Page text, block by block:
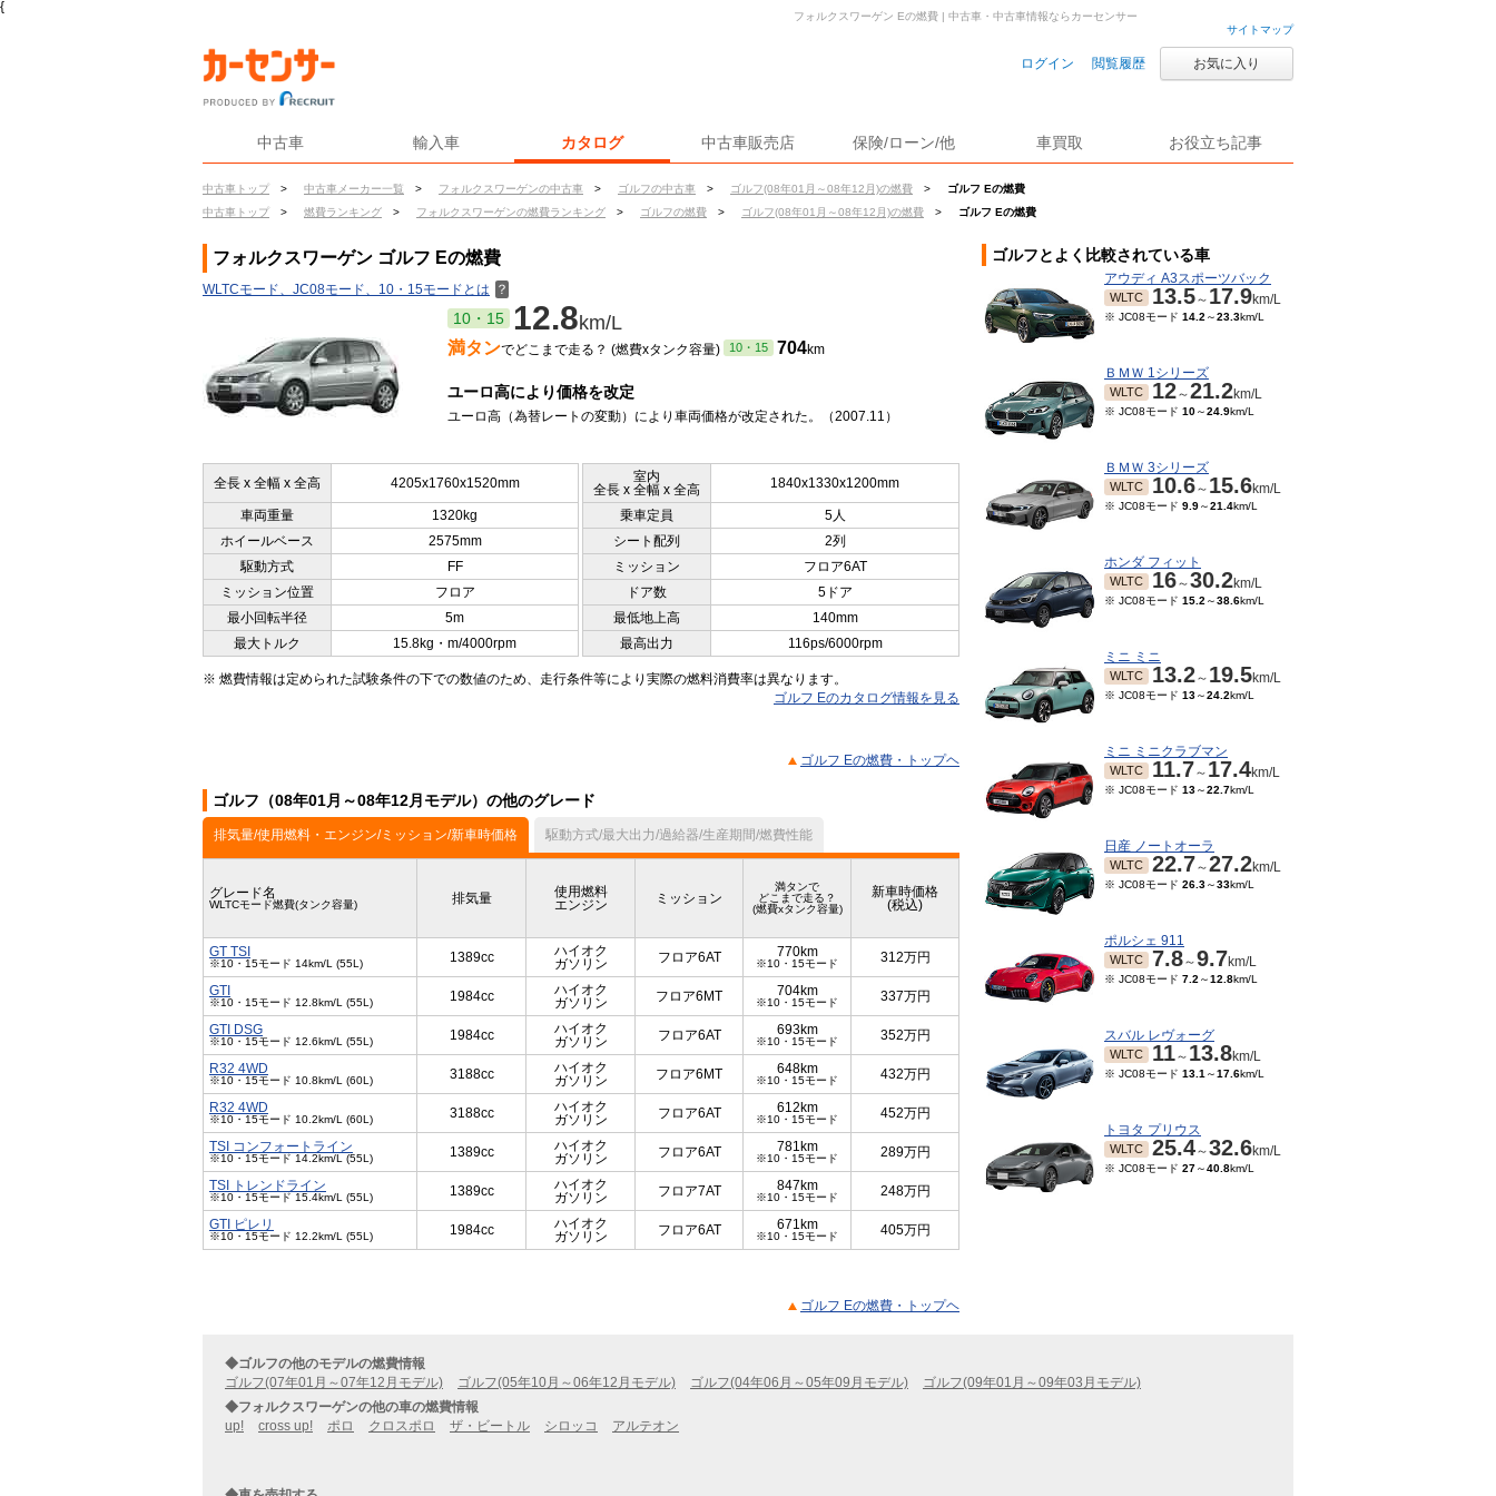
{
サイトマップ
ログイン 閲覧履歴 お気に入り
中古車 輸入車 カタログ 中古車販売店 保険/ローン/他 車買取 お役立ち記事
中古車トップ > 中古車メーカー一覧 > フォルクスワーゲンの中古車 > ゴルフの中古車 > ゴルフ(08年01月～08年12月)の燃費 >
ゴルフ Eの燃費
中古車トップ
> 燃費ランキング > フォルクスワーゲンの燃費ランキング > ゴルフの燃費 > ゴルフ(08年01月～08年12月)の燃費 > ゴルフ Eの燃費
フォルクスワーゲン Eの燃費 | 中古車・中古車情報ならカーセンサー
フォルクスワーゲン ゴルフ Eの燃費
WLTCモード、JC08モード、10・15モードとは ？
10・15 12.8km/L
満タンでどこまで走る？ (燃費xタンク容量) 10・15 704km
ユーロ高により価格を改定
ユーロ高（為替レートの変動）により車両価格が改定された。（2007.11）
全長 x 全幅 x 全高 4205x1760x1520mm
室内
全長 x 全幅 x 全高
1840x1330x1200mm
車両重量 1320kg 乗車定員
5人
ホイールベース
2575mm シート配列
2列
駆動方式
FF ミッション
フロア6AT
ミッション位置
フロア ドア数
5ドア
最小回転半径
5m 最低地上高
140mm
最大トルク
15.8kg・m/4000rpm 最高出力 116ps/6000rpm
※ 燃費情報は定められた試験条件の下での数値のため、走行条件等により実際の燃料消費率は異なります。
ゴルフ Eのカタログ情報を見る
ゴルフ Eの燃費・トップヘ
ゴルフ（08年01月～08年12月モデル）の他のグレード
排気量/使用燃料・エンジン/ミッション/新車時価格 駆動方式/最大出力/過給器/生産期間/燃費性能
グレード名
WLTCモード燃費(タンク容量) 排気量
使用燃料
エンジン
ミッション
満タンで
どこまで走る？
(燃費xタンク容量)
新車時価格
(税込)
GT TSI
※10・15モード 14km/L (55L) 1389cc
ハイオク
ガソリン
フロア6AT 770km
※10・15モード 312万円
GTI
※10・15モード 12.8km/L (55L) 1984cc
ハイオク
ガソリン
フロア6MT 704km
※10・15モード 337万円
GTI DSG
※10・15モード 12.6km/L (55L) 1984cc
ハイオク
ガソリン
フロア6AT 693km
※10・15モード 352万円
R32 4WD
※10・15モード 10.8km/L (60L) 3188cc
ハイオク
ガソリン
フロア6MT 648km
※10・15モード 432万円
R32 4WD
※10・15モード 10.2km/L (60L) 3188cc
ハイオク
ガソリン
フロア6AT 612km
※10・15モード 452万円
TSI コンフォートライン
※10・15モード 14.2km/L (55L) 1389cc
ハイオク
ガソリン
フロア6AT 781km
※10・15モード 289万円
TSI トレンドライン
※10・15モード 15.4km/L (55L) 1389cc
ハイオク
ガソリン
フロア7AT 847km
※10・15モード 248万円
GTI ピレリ
※10・15モード 12.2km/L (55L) 1984cc
ハイオク
ガソリン
フロア6AT 671km
※10・15モード 405万円
ゴルフ Eの燃費・トップヘ
ゴルフとよく比較されている車
アウディ A3スポーツバック
WLTC 13.5～ 17.9km/L
※ JC08モード 14.2 ～23.3km/L
ＢＭＷ 1シリーズ
WLTC 12～21.2km/L
※ JC08モード 10～24.9km/L
ＢＭＷ 3シリーズ
WLTC 10.6～ 15.6km/L
※ JC08モード 9.9～21.4km/L
ホンダ フィット
WLTC 16～30.2km/L
※ JC08モード 15.2 ～38.6km/L
ミニ ミニ
WLTC 13.2～ 19.5km/L
※ JC08モード 13～24.2km/L
ミニ ミニクラブマン
WLTC 11.7～ 17.4km/L
※ JC08モード 13～22.7km/L
日産 ノートオーラ
WLTC 22.7～27.2km/L
※ JC08モード 26.3～33km/L
ポルシェ 911
WLTC 7.8～9.7km/L
※ JC08モード 7.2 ～12.8km/L
スバル レヴォーグ
WLTC 11～ 13.8km/L
※ JC08モード 13.1 ～17.6km/L
トヨタ プリウス
WLTC 25.4～32.6km/L
※ JC08モード 27～40.8km/L
◆ゴルフの他のモデルの燃費情報
ゴルフ(07年01月～07年12月モデル)
ゴルフ(05年10月～06年12月モデル) ゴルフ(04年06月～05年09月モデル)
ゴルフ(09年01月～09年03月モデル)
◆フォルクスワーゲンの他の車の燃費情報
up!
cross up! ポロ クロスポロ ザ・ビートル シロッコ アルテオン